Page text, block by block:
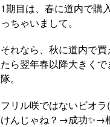
1期目は、春に道内で購
っちゃいまして。
それなら、秋に道内で
たら翌年春以降大きく
隊。
フリル咲ではないビオ
けんじゃね？→成功✨→